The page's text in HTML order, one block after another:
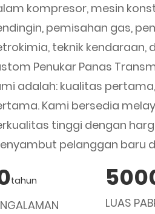
kompresor, mesin
pemisahan gas,
teknik kendaraan,
Penukar Panas
adalah: kualitas
Kami bersedia
tinggi dengan
pelanggan baru
tahun
LUAS